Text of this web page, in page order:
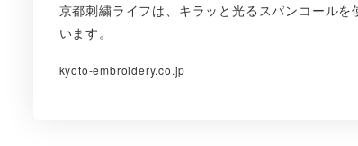
京都刺繍ライフは、キラッと光るスパンコール
います。
kyoto-embroidery.co.jp